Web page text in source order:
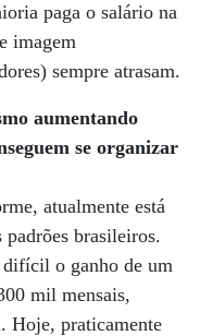
paga o salário na
imagem
sempre atrasam.
aumentando
se organizar
atualmente está
brasileiros.
o ganho de um
mil mensais,
Hoje, praticamente